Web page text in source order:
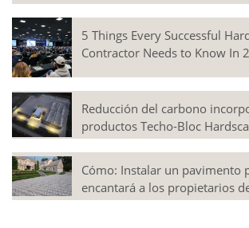
5 Things Every Successful
Contractor Needs to Know In
Reducción del carbono
productos Techo-Bloc
Cómo: Instalar un pavimento
encantará a los propietarios